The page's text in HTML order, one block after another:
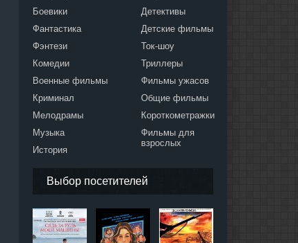
Боевики
Фантастика
Фэнтези
Комедии
Военные фильмы
Криминал
Мелодрамы
Музыка
История
Детективы
Детские фильмы
Ток-шоу
Триллеры
Фильмы ужасов
Общие фильмы
Короткометражки
Фильмы для
взрослых
Выбор посетителей